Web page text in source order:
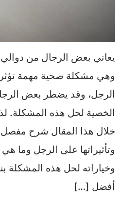
وهي مشكلة صحية مهمة
الرجل، وقد يضطر بعض
الخصية لحل هذه
خلال هذا المقال شرح
وتأثيراتها على الرجل وما
وخياراته لحل هذه المشكلة
أفضل […]